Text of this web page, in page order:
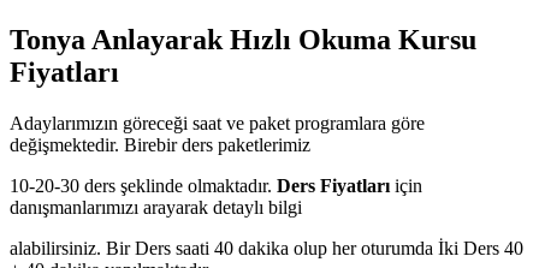
Tonya Anlayarak Hızlı Okuma Kursu
Fiyatları
Adaylarımızın göreceği saat ve paket programlara göre
değişmektedir. Birebir ders paketlerimiz
10-20-30 ders şeklinde olmaktadır. Ders Fiyatları için
danışmanlarımızı arayarak detaylı bilgi
alabilirsiniz. Bir Ders saati 40 dakika olup her oturumda İki Ders 40